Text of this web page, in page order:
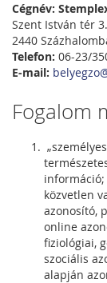
Cégnév:
Szent István tér 3.
2440
Telefon: 06-23/
E-mail:
Fogalom
információ;
közvetlen
azonosító,
online
fiziológiai,
szociális
alapján